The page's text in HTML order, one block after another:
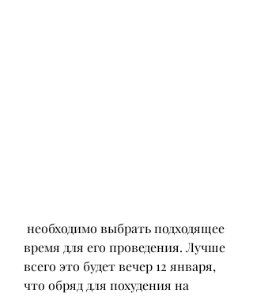
время для его проведения. Лучше
всего это будет вечер 12 января,
что обряд для похудения на